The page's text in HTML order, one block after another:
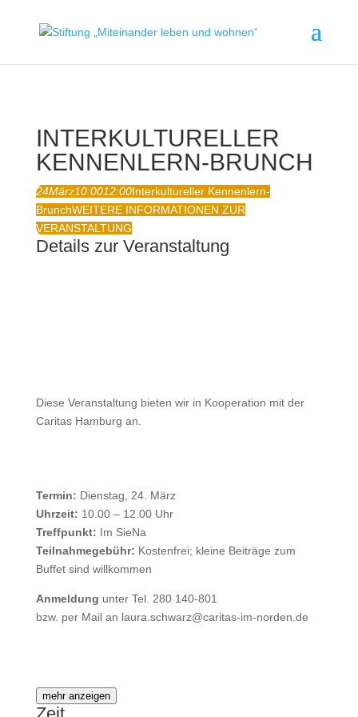
INTERKULTURELLER
KENNENLERN-BRUNCH
24März10:0012:00Interkultureller Kennenlern-
BrunchWEITERE INFORMATIONEN ZUR
VERANSTALTUNG
Details zur Veranstaltung
Diese Veranstaltung bieten wir in Kooperation mit der
Caritas Hamburg an.
Termin: Dienstag, 24. März
Uhrzeit: 10.00 – 12.00 Uhr
Treffpunkt: Im SieNa
Teilnahmegebühr: Kostenfrei; kleine Beiträge zum
Buffet sind willkommen
Anmeldung unter Tel. 280 140-801
bzw. per Mail an laura.schwarz@caritas-im-norden.de
mehr anzeigen